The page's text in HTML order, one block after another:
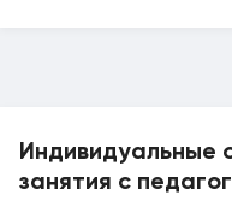
Индивидуальные
занятия с